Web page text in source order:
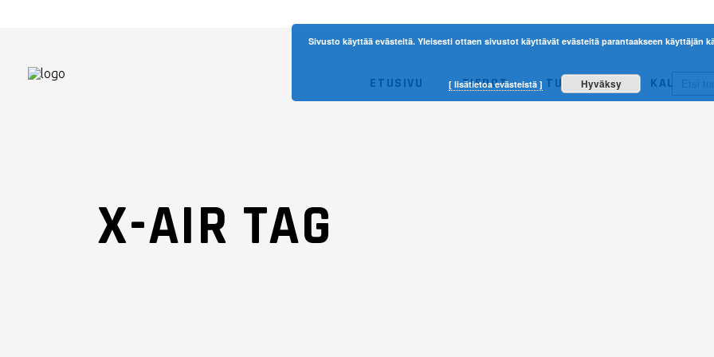
ETUSIVU TIEDOT TUOTTEET KAUPPA
ACERBIS
X-AIR TAG
Sivusto käyttää evästeitä. Yleisesti ottaen sivustot käyttävät evästeitä parantaakseen käyttäjän
[ lisätietoa evästeistä ] Hyväksy